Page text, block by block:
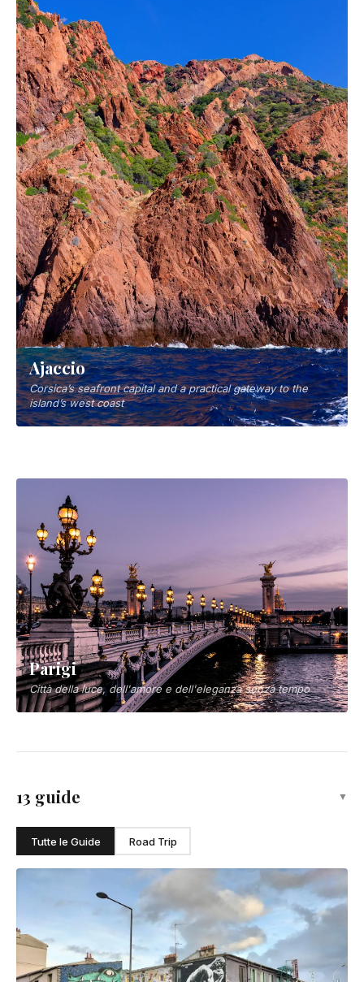
Ajaccio
Corsica’s seafront capital and a practical gateway to the
island’s west coast
Lione
La seconda città francese del cibo e della seta
Parigi
Città della luce, dell'amore e dell'eleganza senza tempo
13 guide ▼
Tutte le Guide Road Trip